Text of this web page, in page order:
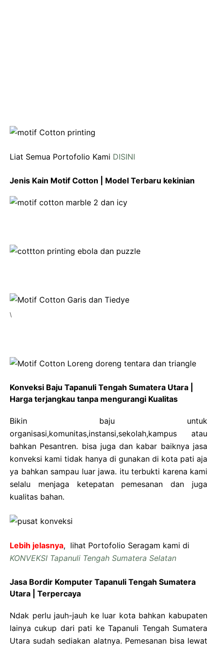
Liat Semua Portofolio Kami DISINI
Jenis Kain Motif Cotton | Model Terbaru kekinian
\
Konveksi Baju Tapanuli Tengah Sumatera Utara |
Harga terjangkau tanpa mengurangi Kualitas
Bikin baju untuk
organisasi,komunitas,instansi,sekolah,kampus atau
bahkan Pesantren. bisa juga dan kabar baiknya jasa
konveksi kami tidak hanya di gunakan di kota pati aja
ya bahkan sampau luar jawa. itu terbukti karena kami
selalu menjaga ketepatan pemesanan dan juga
kualitas bahan.
Lebih jelasnya, lihat Portofolio Seragam kami di
KONVEKSI Tapanuli Tengah Sumatera Selatan
Jasa Bordir Komputer Tapanuli Tengah Sumatera
Utara | Terpercaya
Ndak perlu jauh-jauh ke luar kota bahkan kabupaten
lainya cukup dari pati ke Tapanuli Tengah Sumatera
Utara sudah sediakan alatnya. Pemesanan bisa lewat